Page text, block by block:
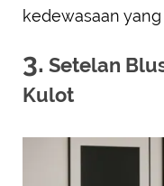
kedewasaan
3. Setelan
Kulot